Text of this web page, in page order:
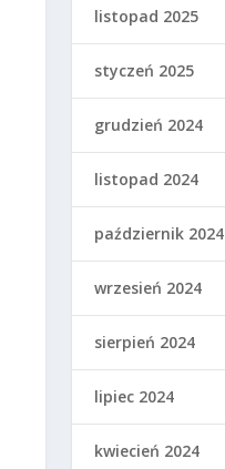
listopad 2025
styczeń 2025
grudzień 2024
listopad 2024
październik 2024
wrzesień 2024
sierpień 2024
lipiec 2024
kwiecień 2024